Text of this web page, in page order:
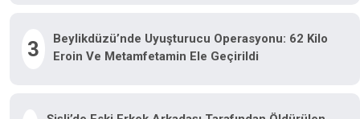
3
Beylikdüzü’nde Uyuşturucu Operasyonu: 62 Kilo
Eroin Ve Metamfetamin Ele Geçirildi